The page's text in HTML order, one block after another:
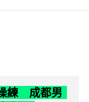
練 成都男